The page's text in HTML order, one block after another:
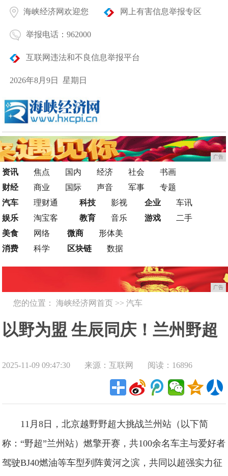
海峡经济网欢迎您 网上有害信息举报专区
举报电话：962000
互联网违法和不良信息举报平台
2026年8月9日 星期日
广告
资讯 焦点 国内 经济 社会
书画
财经
商业 国际 声音 军事
专题
汽车
理财通
娱乐
淘宝客
科技
影视
教育
音乐
企业
车讯
游戏
二手
美食
网络
消费
科学
微商
形体美
区块链
数据
广告
您的位置：海峡经济网首页 >>汽车
以野为盟 生辰同庆！兰州野超
挑战完美收官
2025-11-09 09:47:30 来源：互联网 阅读：16896
11月8日，北京越野野超大挑战兰州站（以下简
称：“野超”兰州站）燃擎开赛，共100余名车主与爱好者
驾驶BJ40燃油等车型列阵黄河之滨，共同以超强实力征